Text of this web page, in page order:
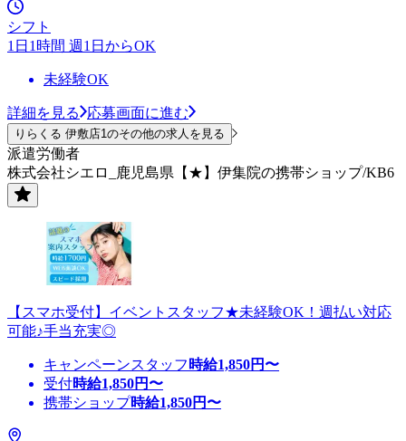
シフト
1日1時間 週1日からOK
未経験OK
詳細を見る 応募画面に進む
りらくる 伊敷店1のその他の求人を見る
派遣労働者
株式会社シエロ_鹿児島県【★】伊集院の携帯ショップ/KB6
【スマホ受付】イベントスタッフ★未経験OK！週払い対応
可能♪手当充実◎
キャンペーンスタッフ 時給1,850円〜
受付時給1,850円〜
携帯ショップ時給1,850円〜